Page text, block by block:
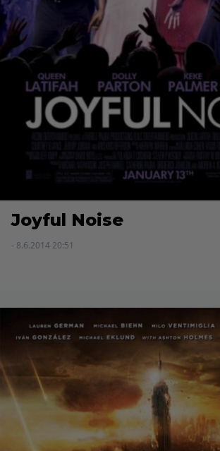
Joyful Noise
- 8.6.2014 20:51